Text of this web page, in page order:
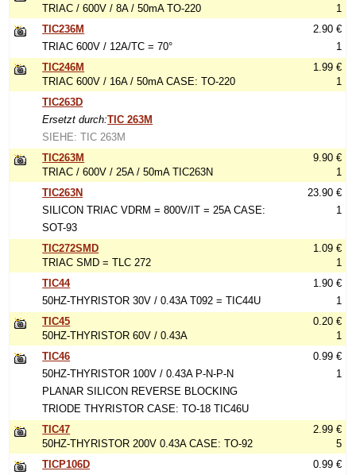
TRIAC / 600V / 8A / 50mA TO-220
1
TIC236M
TRIAC 600V / 12A/TC = 70°
2.90 €
1
TIC246M
TRIAC 600V / 16A / 50mA CASE: TO-220
1.99 €
1
TIC263D
Ersetzt durch:TIC 263M
SIEHE: TIC 263M
TIC263M
TRIAC / 600V / 25A / 50mA TIC263N
9.90 €
1
TIC263N
SILICON TRIAC VDRM = 800V/IT = 25A CASE:
SOT-93
23.90 €
1
TIC272SMD
TRIAC SMD = TLC 272
1.09 €
1
TIC44
50HZ-THYRISTOR 30V / 0.43A T092 = TIC44U
1.90 €
1
TIC45
50HZ-THYRISTOR 60V / 0.43A
0.20 €
1
TIC46
50HZ-THYRISTOR 100V / 0.43A P-N-P-N
PLANAR SILICON REVERSE BLOCKING
TRIODE THYRISTOR CASE: TO-18 TIC46U
0.99 €
1
TIC47
50HZ-THYRISTOR 200V 0.43A CASE: TO-92
2.99 €
5
TICP106D
0.99 €